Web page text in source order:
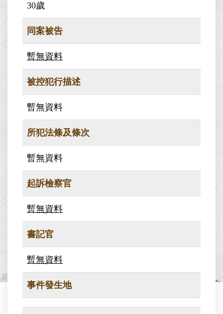
30歲
同案被告
暫無資料
被控犯行描述
暫無資料
所犯法條及條次
暫無資料
起訴檢察官
暫無資料
書記官
暫無資料
事件發生地